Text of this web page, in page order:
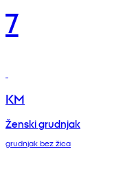
7
KM
Ženski grudnjak
grudnjak bez žica